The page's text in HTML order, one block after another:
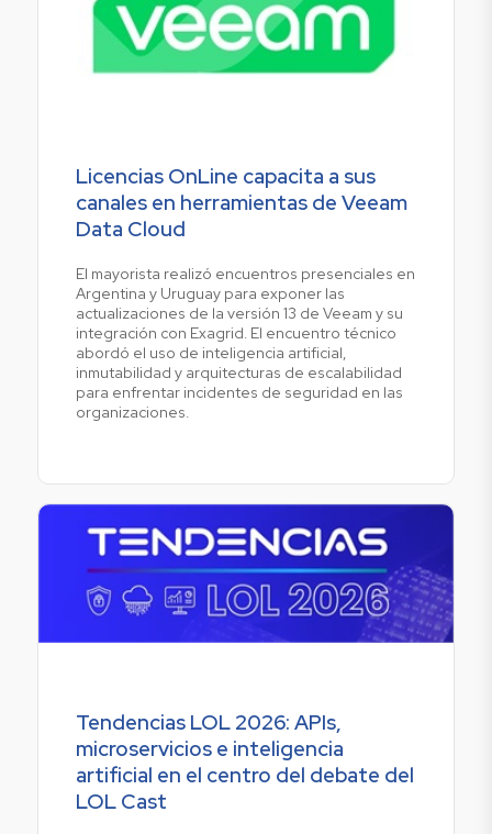
Licencias OnLine capacita a sus
canales en herramientas de Veeam
Data Cloud
El mayorista realizó encuentros presenciales en
Argentina y Uruguay para exponer las
actualizaciones de la versión 13 de Veeam y su
integración con Exagrid. El encuentro técnico
abordó el uso de inteligencia artificial,
inmutabilidad y arquitecturas de escalabilidad
para enfrentar incidentes de seguridad en las
organizaciones.
Tendencias LOL 2026: APIs,
microservicios e inteligencia
artificial en el centro del debate del
LOL Cast